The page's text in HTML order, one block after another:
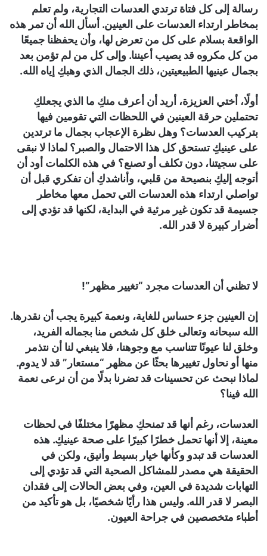
رسالة إلى كل فتاة ترتدي العدسات التجارية، ولم تعلم
بمخاطر ارتداء العدسات على العينين. أسأل الله أن تمر هذه
الواقعة بسلام على كل من تعرض لها، وأن يحفظنا جميعًا
من كل مكروه قد يصيب أعيننا. وإلى كل من لم تؤمن بعد
بجمال عينيها الطبيعيتين، ذلك الجمال الذي وهبكِ إياه الله.
أولًا، أختي العزيزة، أريد أن أعرف منكِ ما الذي يجعلكِ
تحتملين حرقة العينين في اللحظات التي تقومين فيها
بتركيب العدسات؟ وهل نظرة الإعجاب بجمال ما ترتدين
على عينيكِ تستحق كل هذا الاحتمال والصبر؟ لماذا لا نبقى
على سجيتنا، دون تكلف أو تصنع؟ في هذه الكلمات أود أن
أتوجه إليكِ بنصيحة من قلبي، وأناشدكِ أن تفكري قبل أن
تواصلي ارتداء هذه العدسات التي تحمل معها مخاطر
جسيمة قد تكون غير مرئية في البداية، لكنها قد تؤدي إلى
أضرار كبيرة لا قدر الله.
لا تظني أن العدسات مجرد “تغيير مظهر”!
إن العينين جزء حساس للغاية، ونعمة كبيرة يجب أن نقدرها.
الله سبحانه وتعالى خلق كل شخص منا بجماله الفريد،
وخلق لنا عيونًا تتناسب مع وجوهنا، فلا ينبغي لنا أن نتذمر
منها أو نحاول تغييرها بحثًا عن مظهر “مستعار” قد لا يدوم.
لماذا نبحث عن تحسينات قد تضرنا بدلًا من أن نرعى نعمة
الله فينا؟
العدسات، رغم أنها قد تمنحكِ مظهرًا مختلفًا في لحظات
معينة، إلا أنها تحمل خطرًا كبيرًا على صحة عينيكِ. هذه
العدسات قد تبدو وكأنها خيار بسيط وأنيق، ولكن في
الحقيقة هي مصدر للمشاكل الصحية التي قد تؤدي إلى
التهابات شديدة في العين، وفي بعض الحالات إلى فقدان
البصر لا قدر الله. وليس هذا رأيًا شخصيًا، بل هو تأكيد من
أطباء متخصصين في جراحة العيون.